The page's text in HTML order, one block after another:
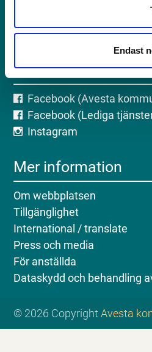
Endast
E-post:
Org.nr: 212 000-2262
Följ oss på sociala
Facebook (Avesta
Facebook (Lediga
Instagram
Mer information
Om webbplatsen
Tillgänglighet
International / translate
Press och media
För anställda
Dataskydd och behandling
© 2026 CopyrightAvesta